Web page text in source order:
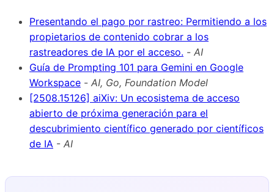
Presentando el pago por rastreo: Permitiendo a los
propietarios de contenido cobrar a los
rastreadores de IA por el acceso. - AI
Guía de Prompting 101 para Gemini en Google
Workspace - AI, Go, Foundation Model
[2508.15126] aiXiv: Un ecosistema de acceso
abierto de próxima generación para el
descubrimiento científico generado por científicos
de IA - AI